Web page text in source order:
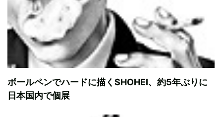
ボールペンでハードに描くSHOHEI、約5年ぶりに
日本国内で個展